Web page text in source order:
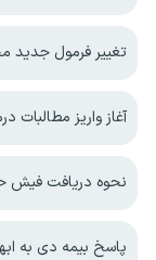
تغییر فرمول جدید محاسبه
آغاز واریز مطالبات
نحوه دریافت فیش
پاسخ بیمه دی به